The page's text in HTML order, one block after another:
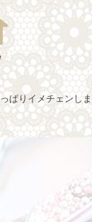
ぱりイメチェンし